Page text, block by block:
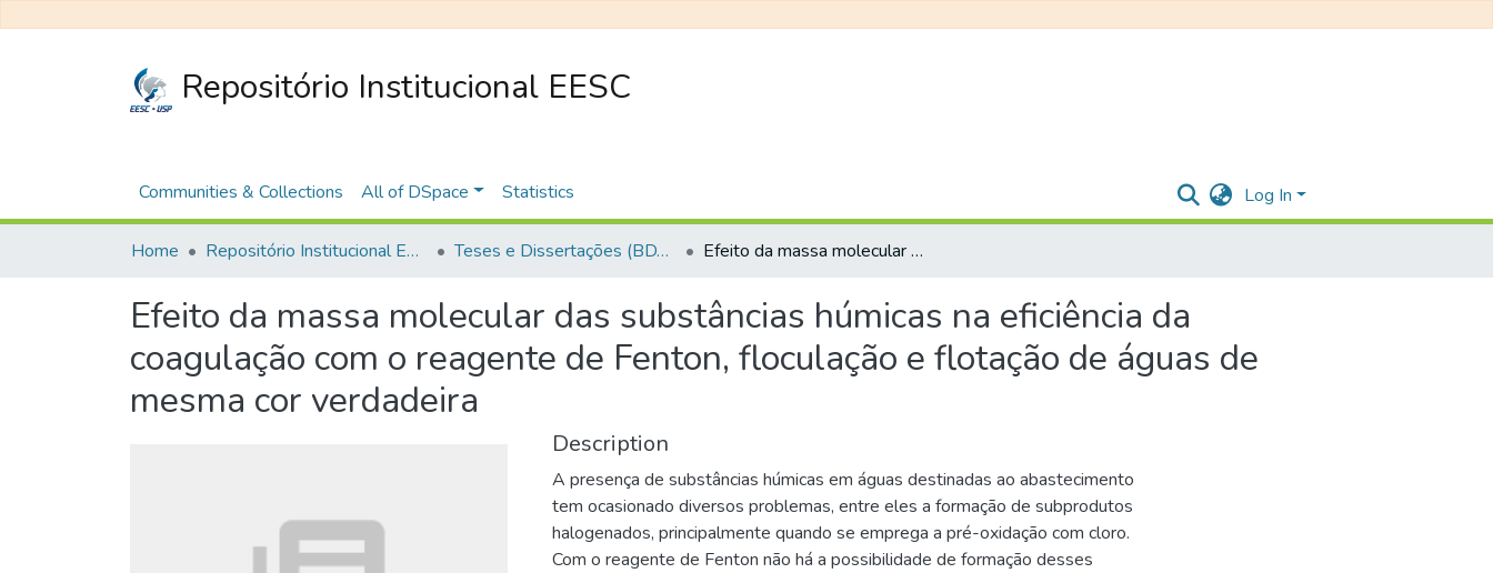
Repositório Institucional EESC
Communities & Collections All of DSpace Statistics Log In
Home Repositório Institucional EESC Teses e Dissertações (BDTD USP) Efeito da massa molecular das substâncias húmicas na eficiência da coagulação com o reagente de Fenton, floculação e flotação de águas de mesma cor verdadeira
Efeito da massa molecular das substâncias húmicas na eficiência da
coagulação com o reagente de Fenton, floculação e flotação de águas de
mesma cor verdadeira
Description
A presença de substâncias húmicas em águas destinadas ao abastecimento
tem ocasionado diversos problemas, entre eles a formação de subprodutos
halogenados, principalmente quando se emprega a pré-oxidação com cloro.
Com o reagente de Fenton não há a possibilidade de formação desses